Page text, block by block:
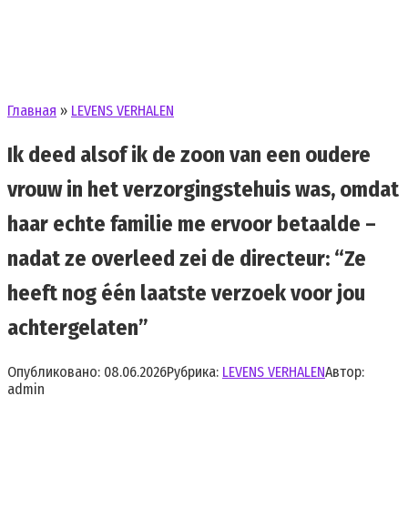
Главная » LEVENS VERHALEN
Ik deed alsof ik de zoon van een oudere
vrouw in het verzorgingstehuis was, omdat
haar echte familie me ervoor betaalde –
nadat ze overleed zei de directeur: “Ze
heeft nog één laatste verzoek voor jou
achtergelaten”
Опубликовано: 08.06.2026Рубрика: LEVENS VERHALENАвтор:
admin